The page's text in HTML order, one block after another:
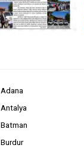
Adana
Antalya
Batman
Burdur